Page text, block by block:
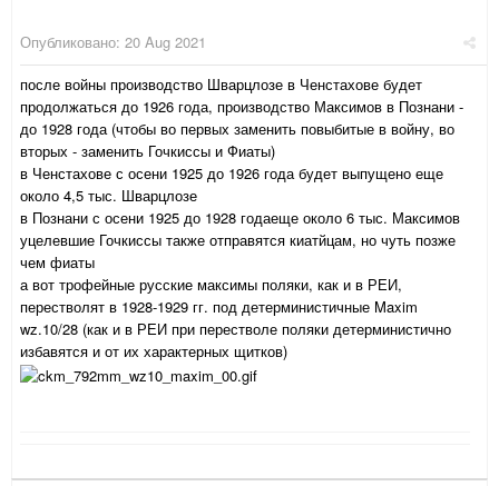
Опубликовано: 20 Aug 2021
после войны производство Шварцлозе в Ченстахове будет
продолжаться до 1926 года, производство Максимов в Познани -
до 1928 года (чтобы во первых заменить повыбитые в войну, во
вторых - заменить Гочкиссы и Фиаты)
в Ченстахове с осени 1925 до 1926 года будет выпущено еще
около 4,5 тыс. Шварцлозе
в Познани с осени 1925 до 1928 годаеще около 6 тыс. Максимов
уцелевшие Гочкиссы также отправятся киатйцам, но чуть позже
чем фиаты
а вот трофейные русские максимы поляки, как и в РЕИ,
перестволят в 1928-1929 гг. под детерминистичные Maxim
wz.10/28 (как и в РЕИ при перестволе поляки детерминистично
избавятся и от их характерных щитков)